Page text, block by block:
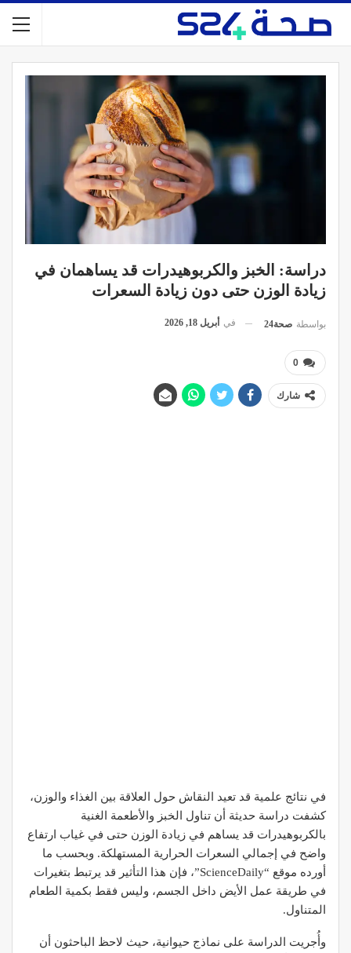
دراسة: الخبز والكربوهيدرات قد يساهمان في
زيادة الوزن حتى دون زيادة السعرات
بواسطة صحة24 في أبريل 18, 2026
0
شارك
في نتائج علمية قد تعيد النقاش حول العلاقة بين الغذاء والوزن،
كشفت دراسة حديثة أن تناول الخبز والأطعمة الغنية
بالكربوهيدرات قد يساهم في زيادة الوزن حتى في غياب ارتفاع
واضح في إجمالي السعرات الحرارية المستهلكة. وبحسب ما
أورده موقع “ScienceDaily”، فإن هذا التأثير قد يرتبط بتغيرات
في طريقة عمل الأيض داخل الجسم، وليس فقط بكمية الطعام
المتناول.
وأُجريت الدراسة على نماذج حيوانية، حيث لاحظ الباحثون أن